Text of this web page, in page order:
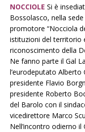
NOCCIOLE Si è
Bossolasco, nella
promotore “Nocciola
istituzioni del territorio
riconoscimento della
Ne fanno parte il Gal
l’eurodeputato Alberto
presidente Flavio
presidente Roberto
del Barolo con il
vicedirettore Marco
Nell’incontro odierno